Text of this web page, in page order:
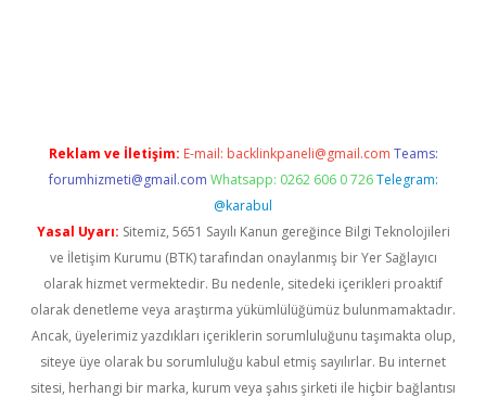
Reklam ve İletişim: E-mail: backlinkpaneli@gmail.com Teams:
forumhizmeti@gmail.com Whatsapp: 0262 606 0 726 Telegram:
@karabul
Yasal Uyarı: Sitemiz, 5651 Sayılı Kanun gereğince Bilgi Teknolojileri
ve İletişim Kurumu (BTK) tarafından onaylanmış bir Yer Sağlayıcı
olarak hizmet vermektedir. Bu nedenle, sitedeki içerikleri proaktif
olarak denetleme veya araştırma yükümlülüğümüz bulunmamaktadır.
Ancak, üyelerimiz yazdıkları içeriklerin sorumluluğunu taşımakta olup,
siteye üye olarak bu sorumluluğu kabul etmiş sayılırlar. Bu internet
sitesi, herhangi bir marka, kurum veya şahıs şirketi ile hiçbir bağlantısı